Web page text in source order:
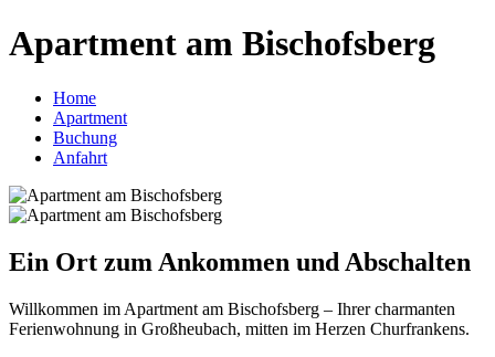
Apartment am Bischofsberg
Home
Apartment
Buchung
Anfahrt
Ein Ort zum Ankommen und Abschalten
Willkommen im Apartment am Bischofsberg – Ihrer charmanten
Ferienwohnung in Großheubach, mitten im Herzen Churfrankens.